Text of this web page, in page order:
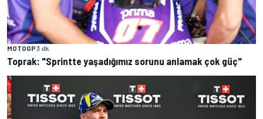
MOTOGP3 dk
Toprak: "Sprintte yaşadığımız sorunu anlamak çok güç"